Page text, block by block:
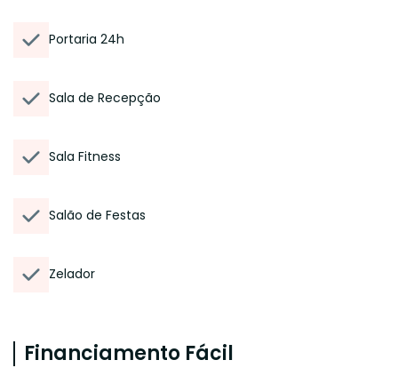
Portaria 24h
Sala de Recepção
Sala Fitness
Salão de Festas
Zelador
Financiamento Fácil